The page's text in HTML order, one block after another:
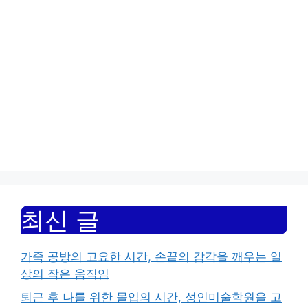
최신 글
가죽 공방의 고요한 시간, 손끝의 감각을 깨우는 일
상의 작은 움직임
퇴근 후 나를 위한 몰입의 시간, 성인미술학원을 고